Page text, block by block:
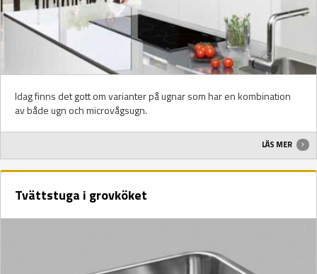
Idag finns det gott om varianter på ugnar som har en kombination
av både ugn och microvågsugn.
LÄS MER
Tvättstuga i grovköket